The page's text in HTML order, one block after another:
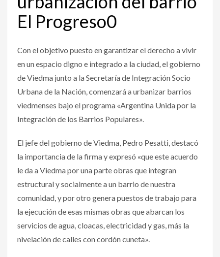
El Progreso0
Con el objetivo puesto en garantizar el derecho a vivir
en un espacio digno e integrado a la ciudad, el gobierno
de Viedma junto a la Secretaría de Integración Socio
Urbana de la Nación, comenzará a urbanizar barrios
viedmenses bajo el programa «Argentina Unida por la
Integración de los Barrios Populares».
El jefe del gobierno de Viedma, Pedro Pesatti, destacó
la importancia de la firma y expresó «que este acuerdo
le da a Viedma por una parte obras que integran
estructural y socialmente a un barrio de nuestra
comunidad, y por otro genera puestos de trabajo para
la ejecución de esas mismas obras que abarcan los
servicios de agua, cloacas, electricidad y gas, más la
nivelación de calles con cordón cuneta».